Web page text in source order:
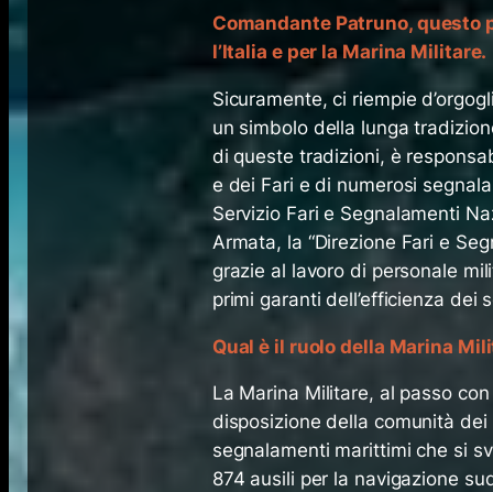
Comandante Patruno,
l’Italia e per la Marina Militare.
Sicuramente, ci riempie
un simbolo della lunga
di queste tradizioni, è
e dei Fari e di numerosi
Servizio Fari e Segnalamenti
Armata, la “Direzione Fari e
grazie al lavoro di personale
primi garanti dell’efficienza dei
Qual è il ruolo della Marina
La Marina Militare, al passo
disposizione della comunità
segnalamenti marittimi che si
874 ausili per la navigazione